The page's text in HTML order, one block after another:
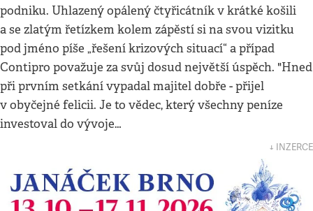
podniku. Uhlazený opálený čtyřicátník v krátké košili
a se zlatým řetízkem kolem zápěstí si na svou vizitku
pod jméno píše „řešení krizových situací“ a případ
Contipro považuje za svůj dosud největší úspěch. "Hned
při prvním setkání vypadal majitel dobře - přijel
v obyčejné felicii. Je to vědec, který všechny peníze
investoval do vývoje…
↓ INZERCE